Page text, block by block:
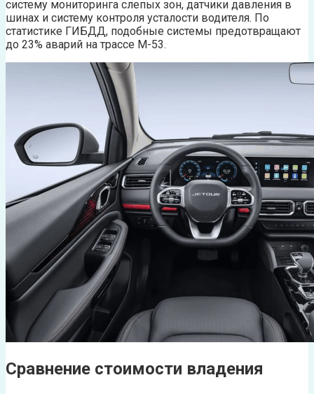
систему мониторинга слепых зон, датчики давления в
шинах и систему контроля усталости водителя. По
статистике ГИБДД, подобные системы предотвращают
до 23% аварий на трассе М-53.
Сравнение стоимости владения